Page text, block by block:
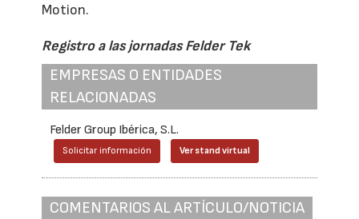
Motion.
Registro a las jornadas Felder Tek
EMPRESAS O ENTIDADES
RELACIONADAS
Felder Group Ibérica, S.L.
Solicitar información Ver stand virtual
COMENTARIOS AL ARTÍCULO/NOTICIA